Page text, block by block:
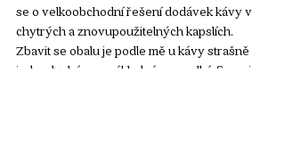
se o velkoobchodní řešení dodávek kávy v
chytrých a znovupoužitelných kapslích.
Zbavit se obalu je podle mě u kávy strašně
jednoduché a nenákladné pro velké firmy i